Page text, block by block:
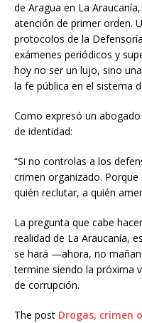
de Aragua en La
atención de primer orden.
protocolos de la
exámenes periódicos y
hoy no ser un lujo, sino
la fe pública en el sistema
Como expresó un
de identidad:
“Si no controlas a los
crimen organizado.
quién reclutar, a quién
La pregunta que cabe
realidad de La Araucanía,
se hará —ahora, no
termine siendo la próxima
de corrupción.
The post Drogas, crimen